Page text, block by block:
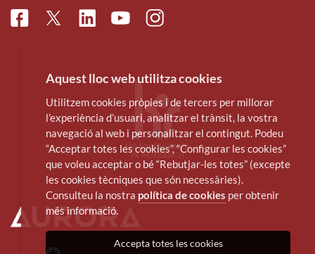
FacebookTwitterLinkedinYoutubeInstagram
Aquest lloc web utilitza cookies
Utilitzem cookies pròpies i de tercers per millorar
l’experiència d’usuari, analitzar el trànsit, la vostra
navegació al web i personalitzar el contingut. Podeu
“Acceptar totes les cookies”, “Configurar les cookies”
que voleu acceptar o bé “Rebutjar-les totes” (excepte
les cookies tècniques que són necessàries).
Consulteu la nostra política de cookies per obtenir
més informació.
Accepta totes les cookies